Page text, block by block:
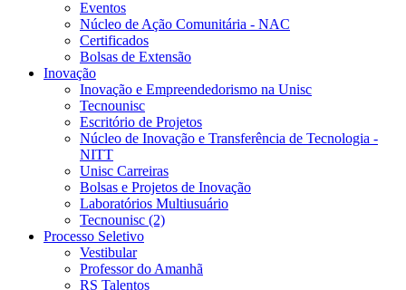
Eventos
Núcleo de Ação Comunitária - NAC
Certificados
Bolsas de Extensão
Inovação
Inovação e Empreendedorismo na Unisc
Tecnounisc
Escritório de Projetos
Núcleo de Inovação e Transferência de Tecnologia -
NITT
Unisc Carreiras
Bolsas e Projetos de Inovação
Laboratórios Multiusuário
Tecnounisc (2)
Processo Seletivo
Vestibular
Professor do Amanhã
RS Talentos